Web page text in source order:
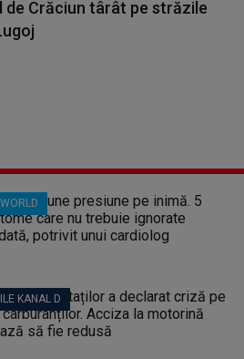
de Crăciun târât pe străzile
KANAL D